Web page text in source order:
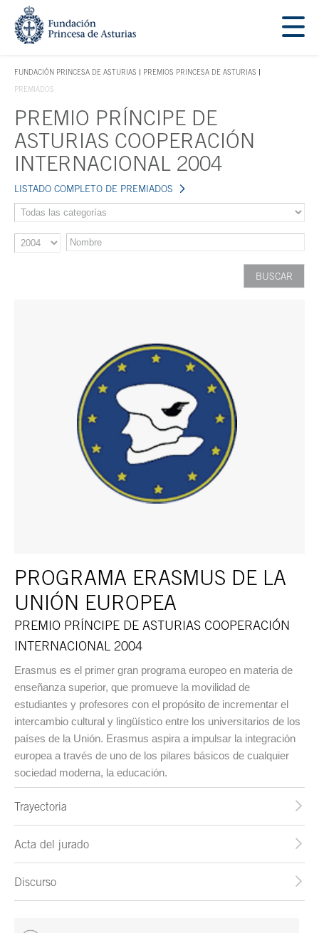
Saltar navegación. Ir directamente al contenido principal
FUNDACIÓN PRINCESA DE ASTURIAS
TECLA DE ACCESO 1
PREMIOS PRINCESA DE ASTURIAS
PREMIADOS
Contenido principal
PREMIO PRÍNCIPE DE
ASTURIAS COOPERACIÓN
INTERNACIONAL 2004
LISTADO COMPLETO DE PREMIADOS
PROGRAMA ERASMUS DE LA
UNIÓN EUROPEA
PREMIO PRÍNCIPE DE ASTURIAS COOPERACIÓN
INTERNACIONAL 2004
Erasmus es el primer gran programa europeo en materia de
enseñanza superior, que promueve la movilidad de
estudiantes y profesores con el propósito de incrementar el
intercambio cultural y lingüístico entre los universitarios de los
países de la Unión. Erasmus aspira a impulsar la integración
europea a través de uno de los pilares básicos de cualquier
sociedad moderna, la educación.
Trayectoria
Acta del jurado
Discurso